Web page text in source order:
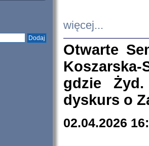
więcej...
Otwarte
Koszarska-
gdzie
dyskurs o
02.04.2026